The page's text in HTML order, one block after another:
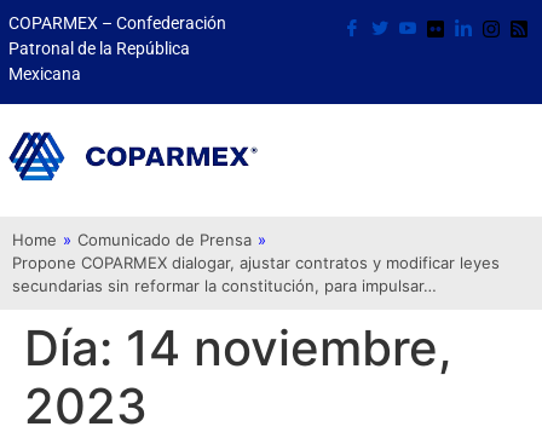
COPARMEX – Confederación
Patronal de la República
Mexicana
Home » Comunicado de Prensa »
Propone COPARMEX dialogar, ajustar contratos y modificar leyes
secundarias sin reformar la constitución, para impulsar…
Día: 14 noviembre,
2023